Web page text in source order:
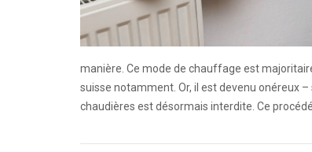
manière. Ce mode de chauffage est
suisse notamment. Or, il est devenu onéreux
chaudières est désormais interdite. Ce